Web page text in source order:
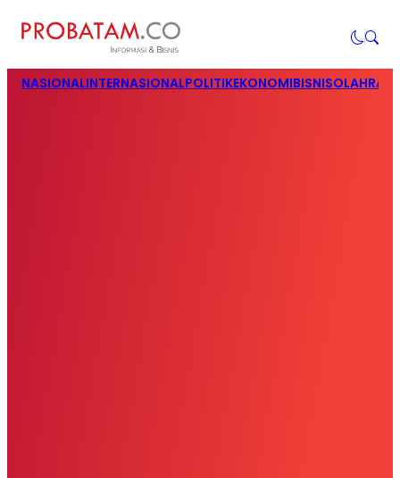
NASIONALINTERNASIONALPOLITIKEKONOMIBISNIS